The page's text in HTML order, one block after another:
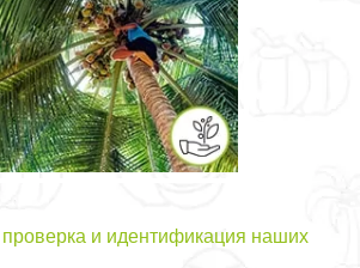
и идентификация наших